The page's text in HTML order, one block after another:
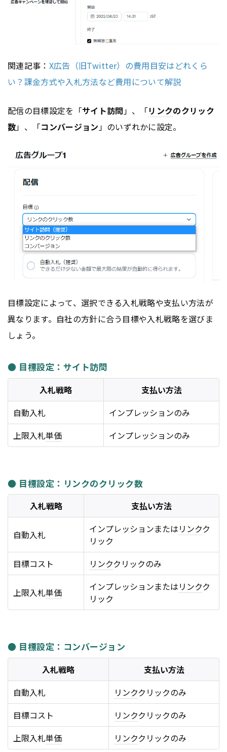
関連記事： X広告（旧Twitter）の費用目安はどれくら
い？課金方式や入札方法など費用について解説
配信の目標設定を「サイト訪問」、「リンクのクリック
数」、「コンバージョン」のいずれかに設定。
目標設定によって、選択できる入札戦略や支払い方法が
異なります。自社の方針に合う目標や入札戦略を選びま
しょう。
● 目標設定：サイト訪問
入札戦略
支払い方法
自動入札
インプレッションのみ
上限入札単価 インプレッションのみ
● 目標設定：リンクのクリック数
入札戦略 支払い方法
自動入札 インプレッションまたはリンクク
リック
目標コスト
リンククリックのみ
上限入札単価 インプレッションまたはリンクク
リック
● 目標設定：コンバージョン
入札戦略
支払い方法
自動入札
リンククリックのみ
目標コスト
リンククリックのみ
上限入札単価 リンククリックのみ